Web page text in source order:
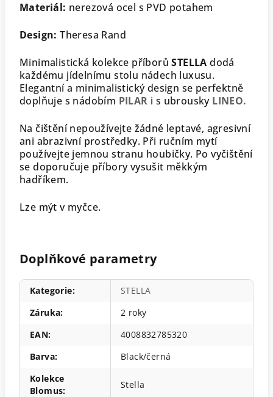
Materiál: nerezová ocel s PVD potahem
Design: Theresa Rand
Minimalistická kolekce příborůSTELLA dodá
každému jídelnímu stolu nádech luxusu.
Elegantní a minimalistický design se perfektně
doplňuje s nádobím PILAR i s ubrousky LINEO.
Na čištění nepoužívejte žádné leptavé, agresivní
ani abrazivní prostředky. Při ručním mytí
používejte jemnou stranu houbičky. Po vyčištění
se doporučuje příbory vysušit měkkým
hadříkem.
Lze mýt v myčce.
Doplňkové parametry
Kategorie:
STELLA
Záruka:
2 roky
EAN:
4008832785320
Barva:
Black/černá
Kolekce
Blomus:
Stella